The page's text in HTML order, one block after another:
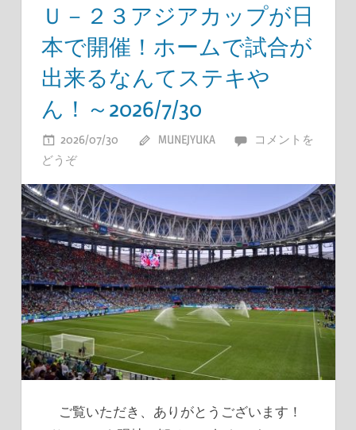
Ｕ－２３アジアカップが日
本で開催！ホームで試合が
出来るなんてステキや
ん！～2026/7/30
2026/07/30 MUNEJYUKA
コメントを
どうぞ
ご覧いただき、ありがとうございます！